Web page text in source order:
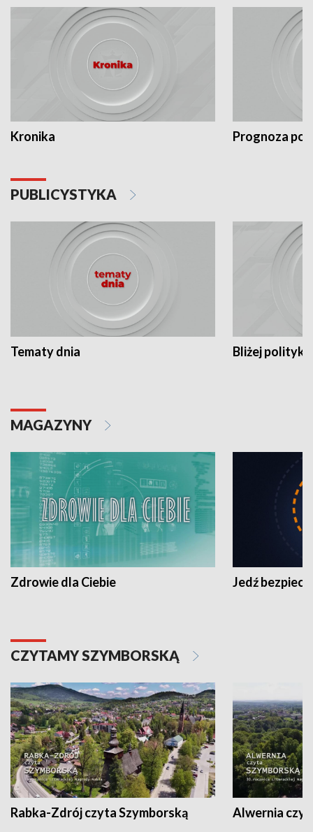
Kronika Prognoza
PUBLICYSTYKA
Tematy dnia Bliżej polityki
MAGAZYNY
Zdrowie dla Ciebie Jedź
CZYTAMY SZYMBORSKĄ
Rabka-Zdrój czyta Szymborską Alwernia